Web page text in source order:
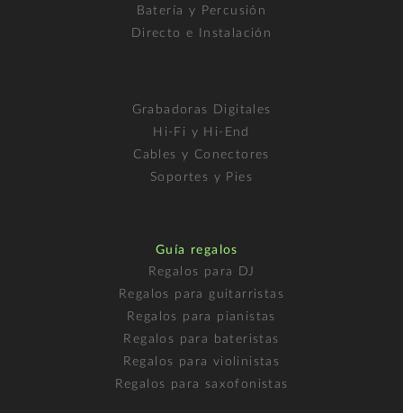
Batería y Percusión
Directo e Instalación
Grabadoras Digitales
Hi-Fi y Hi-End
Cables y Conectores
Soportes y Pies
Guía regalos
Regalos para DJ
Regalos para guitarristas
Regalos para pianistas
Regalos para bateristas
Regalos para violinistas
Regalos para saxofonistas